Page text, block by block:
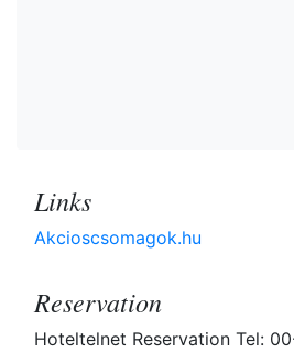
Links
Akcioscsomagok.hu
Reservation
Hoteltelnet Reservation Tel: